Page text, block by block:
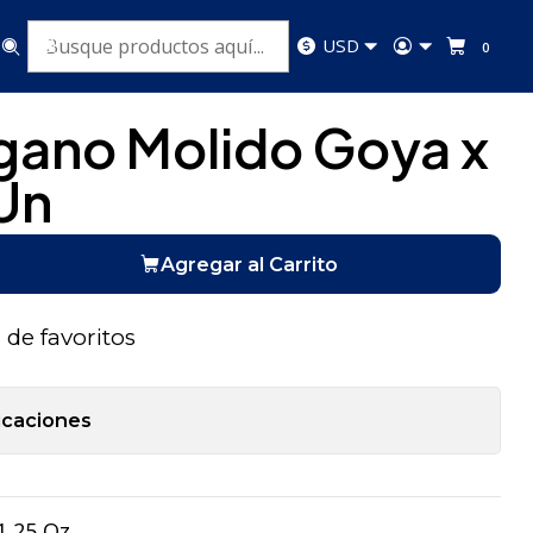
USD 0
x 1,25 Oz x Un
Molido Goya x
Agregar al Carrito
favoritos